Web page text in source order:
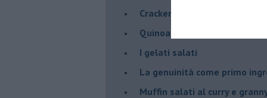
Crackers di segale
Quinoa con Melone
I gelati salati
La genuinità come primo
Muffin salati al curry e